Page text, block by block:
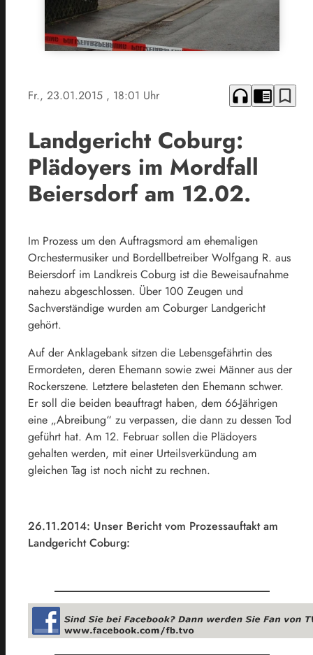
Fr., 23.01.2015 , 18:01 Uhr headphones chrome_reader_mode bookmark_border
Landgericht Coburg:
Plädoyers im Mordfall
Beiersdorf am 12.02.
Im Prozess um den Auftragsmord am ehemaligen
Orchestermusiker und Bordellbetreiber Wolfgang R. aus
Beiersdorf im Landkreis Coburg ist die Beweisaufnahme
nahezu abgeschlossen. Über 100 Zeugen und
Sachverständige wurden am Coburger Landgericht
gehört.
Auf der Anklagebank sitzen die Lebensgefährtin des
Ermordeten, deren Ehemann sowie zwei Männer aus der
Rockerszene. Letztere belasteten den Ehemann schwer.
Er soll die beiden beauftragt haben, dem 66-Jährigen
eine „Abreibung“ zu verpassen, die dann zu dessen Tod
geführt hat. Am 12. Februar sollen die Plädoyers
gehalten werden, mit einer Urteilsverkündung am
gleichen Tag ist noch nicht zu rechnen.
26.11.2014: Unser Bericht vom Prozessauftakt am
Landgericht Coburg: